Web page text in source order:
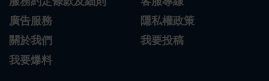
廣告服務
隱私權政策
關於我們
我要投稿
我要爆料